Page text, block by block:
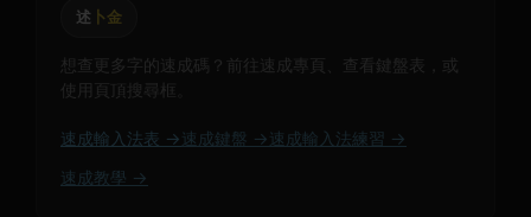
述 卜金
想查更多字的速成碼？前往速成專頁、查看鍵盤表，或
使用頁頂搜尋框。
速成輸入法表 → 速成鍵盤 → 速成輸入法練習 →
速成教學 →